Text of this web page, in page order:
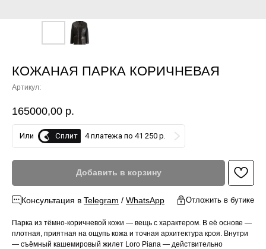
КОЖАНАЯ ПАРКА КОРИЧНЕВАЯ
Артикул:
165000,00 р.
Или Сплит 4 платежа по 41 250 р.
Добавить в корзину
Консультация в Telegram / WhatsApp Отложить в бутике
Парка из тёмно-коричневой кожи — вещь с характером. В её основе —
плотная, приятная на ощупь кожа и точная архитектура кроя. Внутри
— съёмный кашемировый жилет Loro Piana — действительно